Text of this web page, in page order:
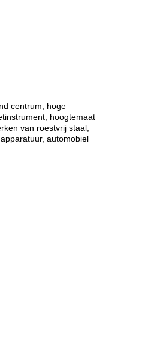
centrum, hoge
hoogtemaat
van roestvrij staal,
automobiel